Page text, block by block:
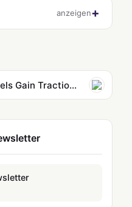
anzeigen
Small AI Models Gain Traction Around the World